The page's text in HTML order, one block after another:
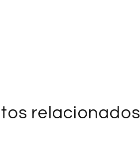
relacionados